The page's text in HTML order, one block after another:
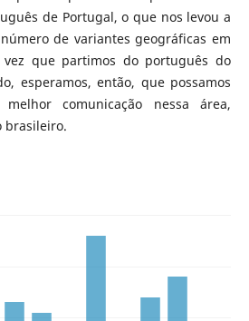
de Portugal, o que nos levou a
de variantes geográficas em
vez que partimos do português do
esperamos, então, que possamos
comunicação nessa área,
brasileiro.